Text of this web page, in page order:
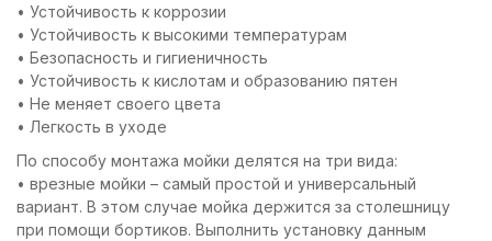
• Устойчивость к коррозии
• Устойчивость к высокими температурам
• Безопасность и гигиеничность
• Устойчивость к кислотам и образованию пятен
• Не меняет своего цвета
• Легкость в уходе
По способу монтажа мойки делятся на три вида:
• врезные мойки – самый простой и универсальный
вариант. В этом случае мойка держится за столешницу
при помощи бортиков. Выполнить установку данным